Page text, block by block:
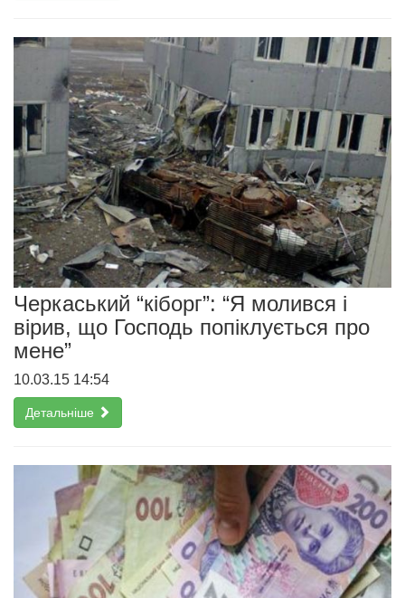
Черкаський “кіборг”: “Я молився і
вірив, що Господь попіклується про
мене”
10.03.15 14:54
Детальніше